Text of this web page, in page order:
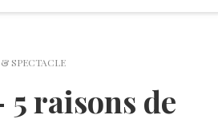
SPECTACLE
raisons de